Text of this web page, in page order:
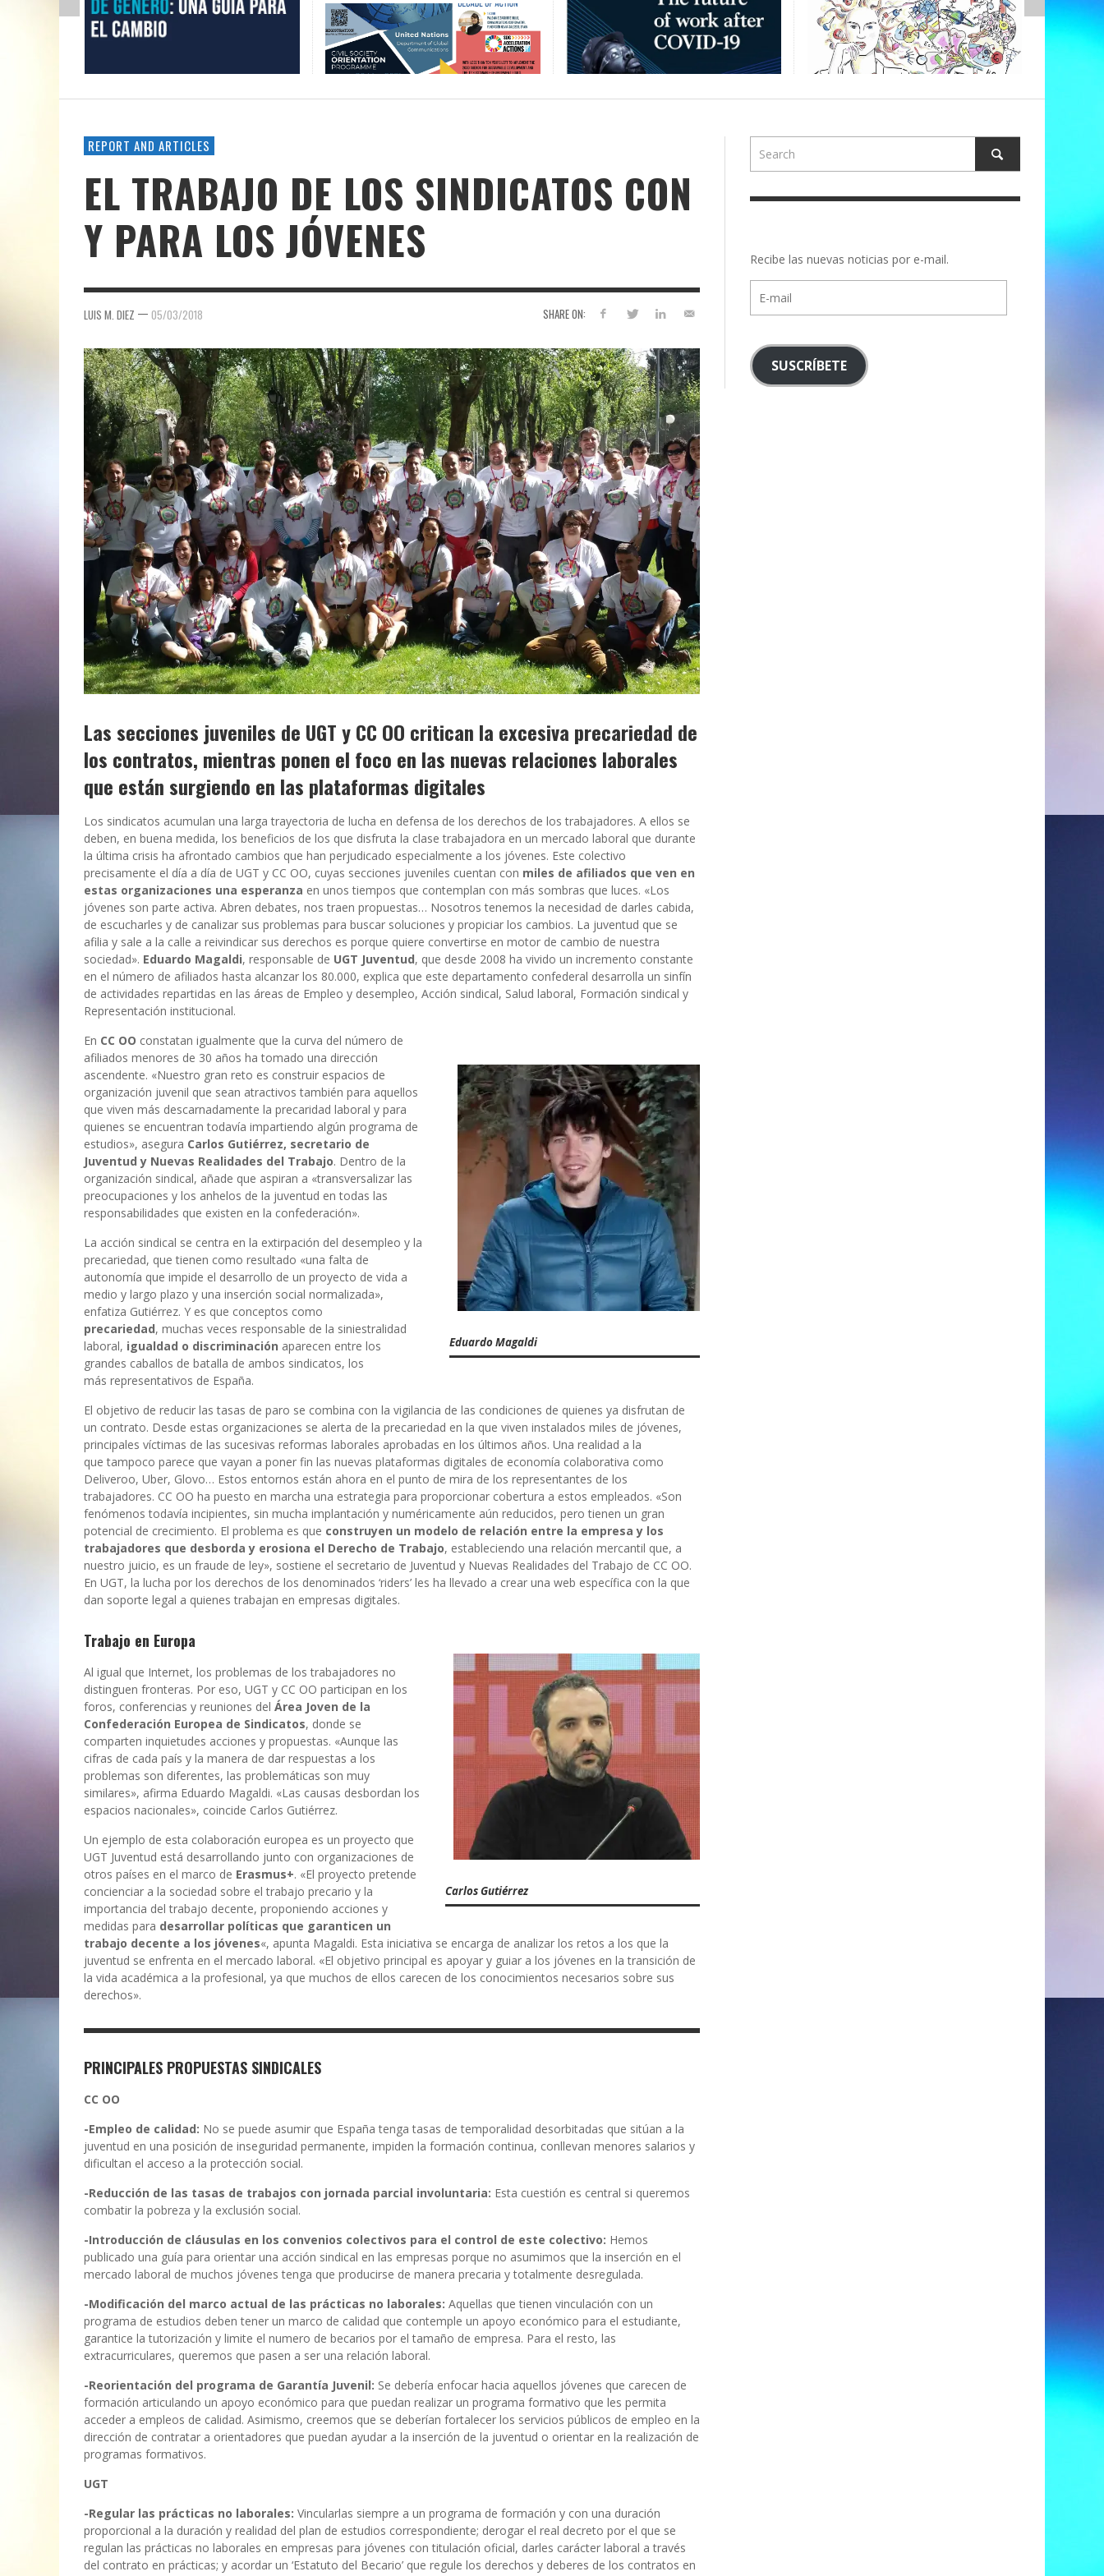
REPORT AND ARTICLES
EL TRABAJO DE LOS SINDICATOS CON
Y PARA LOS JÓVENES
SHARE ON:
LUIS M. DIEZ — 05/03/2018
Las secciones juveniles de UGT y CC OO critican la excesiva precariedad de
los contratos, mientras ponen el foco en las nuevas relaciones laborales
que están surgiendo en las plataformas digitales
Los sindicatos acumulan una larga trayectoria de lucha en defensa de los derechos de los trabajadores. A ellos se
deben, en buena medida, los beneficios de los que disfruta la clase trabajadora en un mercado laboral que durante
la última crisis ha afrontado cambios que han perjudicado especialmente a los jóvenes. Este colectivo
precisamente el día a día de UGT y CC OO, cuyas secciones juveniles cuentan con miles de afiliados que ven en
estas organizaciones una esperanza en unos tiempos que contemplan con más sombras que luces. «Los
jóvenes son parte activa. Abren debates, nos traen propuestas… Nosotros tenemos la necesidad de darles cabida,
de escucharles y de canalizar sus problemas para buscar soluciones y propiciar los cambios. La juventud que se
afilia y sale a la calle a reivindicar sus derechos es porque quiere convertirse en motor de cambio de nuestra
sociedad». Eduardo Magaldi, responsable de UGT Juventud, que desde 2008 ha vivido un incremento constante
en el número de afiliados hasta alcanzar los 80.000, explica que este departamento confederal desarrolla un sinfín
de actividades repartidas en las áreas de Empleo y desempleo, Acción sindical, Salud laboral, Formación sindical y
Representación institucional.
Eduardo Magaldi
En CC OO constatan igualmente que la curva del número de
afiliados menores de 30 años ha tomado una dirección
ascendente. «Nuestro gran reto es construir espacios de
organización juvenil que sean atractivos también para aquellos
que viven más descarnadamente la precaridad laboral y para
quienes se encuentran todavía impartiendo algún programa de
estudios», asegura Carlos Gutiérrez, secretario de
Juventud y Nuevas Realidades del Trabajo. Dentro de la
organización sindical, añade que aspiran a «transversalizar las
preocupaciones y los anhelos de la juventud en todas las
responsabilidades que existen en la confederación».
La acción sindical se centra en la extirpación del desempleo y la
precariedad, que tienen como resultado «una falta de
autonomía que impide el desarrollo de un proyecto de vida a
medio y largo plazo y una inserción social normalizada»,
enfatiza Gutiérrez. Y es que conceptos como
precariedad, muchas veces responsable de la siniestralidad
laboral, igualdad o discriminación aparecen entre los
grandes caballos de batalla de ambos sindicatos, los
más representativos de España.
El objetivo de reducir las tasas de paro se combina con la vigilancia de las condiciones de quienes ya disfrutan de
un contrato. Desde estas organizaciones se alerta de la precariedad en la que viven instalados miles de jóvenes,
principales víctimas de las sucesivas reformas laborales aprobadas en los últimos años. Una realidad a la
que tampoco parece que vayan a poner fin las nuevas plataformas digitales de economía colaborativa como
Deliveroo, Uber, Glovo… Estos entornos están ahora en el punto de mira de los representantes de los
trabajadores. CC OO ha puesto en marcha una estrategia para proporcionar cobertura a estos empleados. «Son
fenómenos todavía incipientes, sin mucha implantación y numéricamente aún reducidos, pero tienen un gran
potencial de crecimiento. El problema es que construyen un modelo de relación entre la empresa y los
trabajadores que desborda y erosiona el Derecho de Trabajo, estableciendo una relación mercantil que, a
nuestro juicio, es un fraude de ley», sostiene el secretario de Juventud y Nuevas Realidades del Trabajo de CC OO.
En UGT, la lucha por los derechos de los denominados ‘riders’ les ha llevado a crear una web específica con la que
dan soporte legal a quienes trabajan en empresas digitales.
Carlos Gutiérrez
Trabajo en Europa
Al igual que Internet, los problemas de los trabajadores no
distinguen fronteras. Por eso, UGT y CC OO participan en los
foros, conferencias y reuniones del Área Joven de la
Confederación Europea de Sindicatos, donde se
comparten inquietudes acciones y propuestas. «Aunque las
cifras de cada país y la manera de dar respuestas a los
problemas son diferentes, las problemáticas son muy
similares», afirma Eduardo Magaldi. «Las causas desbordan los
espacios nacionales», coincide Carlos Gutiérrez.
Un ejemplo de esta colaboración europea es un proyecto que
UGT Juventud está desarrollando junto con organizaciones de
otros países en el marco de Erasmus+. «El proyecto pretende
concienciar a la sociedad sobre el trabajo precario y la
importancia del trabajo decente, proponiendo acciones y
medidas para desarrollar políticas que garanticen un
trabajo decente a los jóvenes«, apunta Magaldi. Esta iniciativa se encarga de analizar los retos a los que la
juventud se enfrenta en el mercado laboral. «El objetivo principal es apoyar y guiar a los jóvenes en la transición de
la vida académica a la profesional, ya que muchos de ellos carecen de los conocimientos necesarios sobre sus
derechos».
PRINCIPALES PROPUESTAS SINDICALES
CC OO
-Empleo de calidad: No se puede asumir que España tenga tasas de temporalidad desorbitadas que sitúan a la
juventud en una posición de inseguridad permanente, impiden la formación continua, conllevan menores salarios y
dificultan el acceso a la protección social.
-Reducción de las tasas de trabajos con jornada parcial involuntaria: Esta cuestión es central si queremos
combatir la pobreza y la exclusión social.
-Introducción de cláusulas en los convenios colectivos para el control de este colectivo: Hemos
publicado una guía para orientar una acción sindical en las empresas porque no asumimos que la inserción en el
mercado laboral de muchos jóvenes tenga que producirse de manera precaria y totalmente desregulada.
-Modificación del marco actual de las prácticas no laborales: Aquellas que tienen vinculación con un
programa de estudios deben tener un marco de calidad que contemple un apoyo económico para el estudiante,
garantice la tutorización y limite el numero de becarios por el tamaño de empresa. Para el resto, las
extracurriculares, queremos que pasen a ser una relación laboral.
-Reorientación del programa de Garantía Juvenil: Se debería enfocar hacia aquellos jóvenes que carecen de
formación articulando un apoyo económico para que puedan realizar un programa formativo que les permita
acceder a empleos de calidad. Asimismo, creemos que se deberían fortalecer los servicios públicos de empleo en la
dirección de contratar a orientadores que puedan ayudar a la inserción de la juventud o orientar en la realización de
programas formativos.
UGT
-Regular las prácticas no laborales: Vincularlas siempre a un programa de formación y con una duración
proporcional a la duración y realidad del plan de estudios correspondiente; derogar el real decreto por el que se
regulan las prácticas no laborales en empresas para jóvenes con titulación oficial, darles carácter laboral a través
del contrato en prácticas; y acordar un ‘Estatuto del Becario’ que regule los derechos y deberes de los contratos en
Recibe las nuevas noticias por e-mail.
mail
SUSCRÍBETE